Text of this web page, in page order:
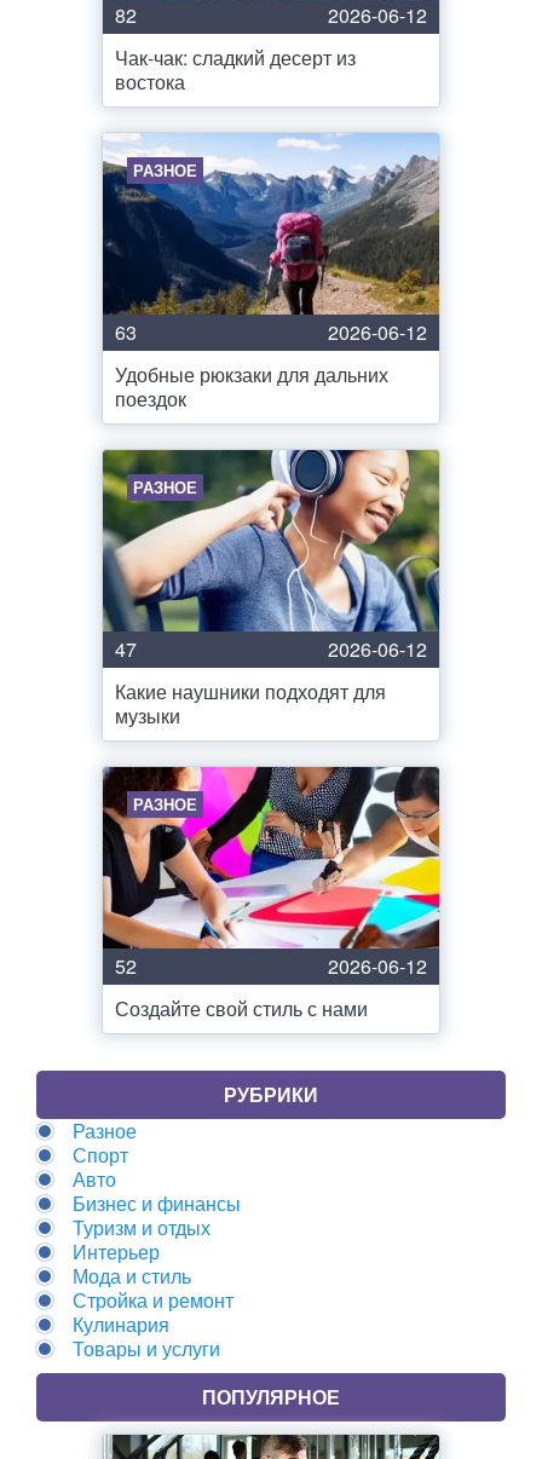
82
2026-06-12
Чак-чак: сладкий десерт из
востока
РАЗНОЕ
63
2026-06-12
Удобные рюкзаки для дальних
поездок
РАЗНОЕ
47
2026-06-12
Какие наушники подходят для
музыки
РАЗНОЕ
52
2026-06-12
Создайте свой стиль с нами
РУБРИКИ
Разное
Спорт
Авто
Бизнес и финансы
Туризм и отдых
Интерьер
Мода и стиль
Стройка и ремонт
Кулинария
Товары и услуги
ПОПУЛЯРНОЕ